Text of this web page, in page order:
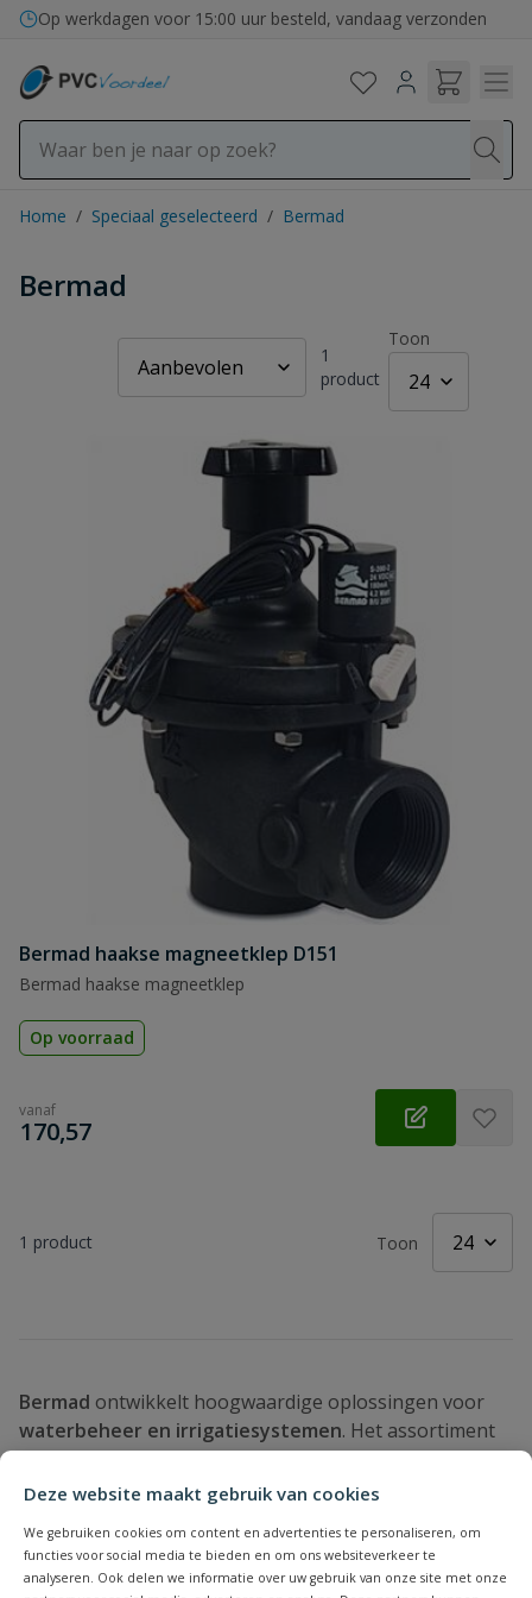
Deze website maakt gebruik van cookies
We gebruiken cookies om content en advertenties te personaliseren, om
functies voor social media te bieden en om ons websiteverkeer te
analyseren. Ook delen we informatie over uw gebruik van onze site met onze
Ga naar de inhoud
Op werkdagen voor 15:00 uur besteld, vandaag verzonden
Home / Speciaal geselecteerd / Bermad
Bermad
1
product
Toon
Bermad haakse magneetklep D151
Bermad haakse magneetklep
Op voorraad
vanaf
€
170,57
1 product Toon
Bermad ontwikkelt hoogwaardige oplossingen voor
waterbeheer en irrigatiesystemen. Het assortiment
bestaat uit producten zoalsdrukregelkleppen,
ventielen en hydraulische regelcomponenten
waterstromen in installaties.
De producten van Bermad zijn ontworpen voor